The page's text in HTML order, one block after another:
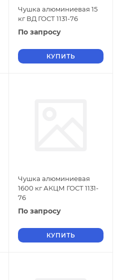
Чушка алюминиевая 15
кг ВД ГОСТ 1131-76
По запросу
КУПИТЬ
Чушка алюминиевая
1600 кг АКЦМ ГОСТ 1131-
76
По запросу
КУПИТЬ